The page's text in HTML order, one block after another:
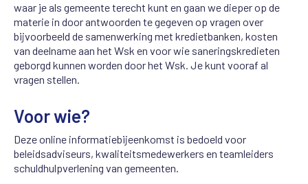
waar je als gemeente terecht kunt en gaan we dieper op de
materie in door antwoorden te gegeven op vragen over
bijvoorbeeld de samenwerking met kredietbanken, kosten
van deelname aan het Wsk en voor wie saneringskredieten
geborgd kunnen worden door het Wsk. Je kunt vooraf al
vragen stellen.
Voor wie?
Deze online informatiebijeenkomst is bedoeld voor
beleidsadviseurs, kwaliteitsmedewerkers en teamleiders
schuldhulpverlening van gemeenten.